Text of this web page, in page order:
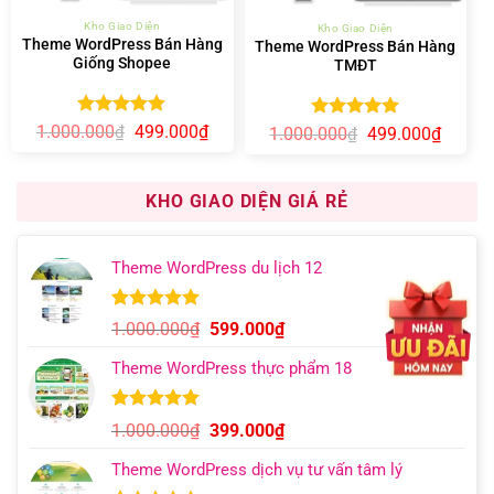
Kho Giao Diện
Theme WordPress Bán Hàng
Giống Shopee
Được xếp
1.000.000₫ Giá
499.000₫Giá
hiện
499.000₫.
Kho Giao Diện
Theme WordPress Bán Hàng
TMĐT
Được xếp
1.000.000₫ Giá
499.000₫Giá
hiện
KHO GIAO DIỆN GIÁ RẺ
Theme WordPress du lịch 12
5.00trên 5
dựa trên
9
đánh giá
1.000.000₫ Giá
là:
599.000₫Giá
tại
599.000₫.
Theme WordPress thực phẩm 18
5.00trên 5
dựa trên
6
đánh giá
1.000.000₫ Giá
là:
399.000₫Giá
tại
Theme WordPress dịch vụ tư vấn tâm lý